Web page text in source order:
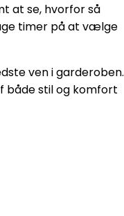
at se, hvorfor så
timer på at vælge
ven i garderoben.
både stil og komfort